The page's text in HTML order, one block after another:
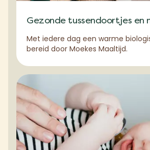
Gezonde tussendoortjes en
Met iedere dag een warme
bereid door Moekes Maaltijd.